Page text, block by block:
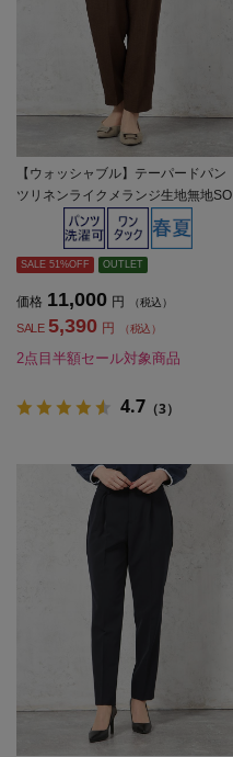
【ウォッシャブル】テーパードパン
ツリネンライクメランジ生地無地SO
FFICE春夏【レディース】
SALE 51%OFF OUTLET
価格 11,000 円 （税込）
SALE 5,390 円 （税込）
2点目半額セール対象商品
4.7 （3）